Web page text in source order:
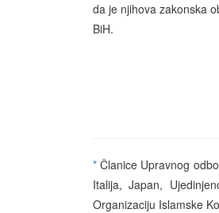
da je njihova zakonska
BiH.
* Članice Upravnog
Italija, Japan,
Organizaciju Islamske